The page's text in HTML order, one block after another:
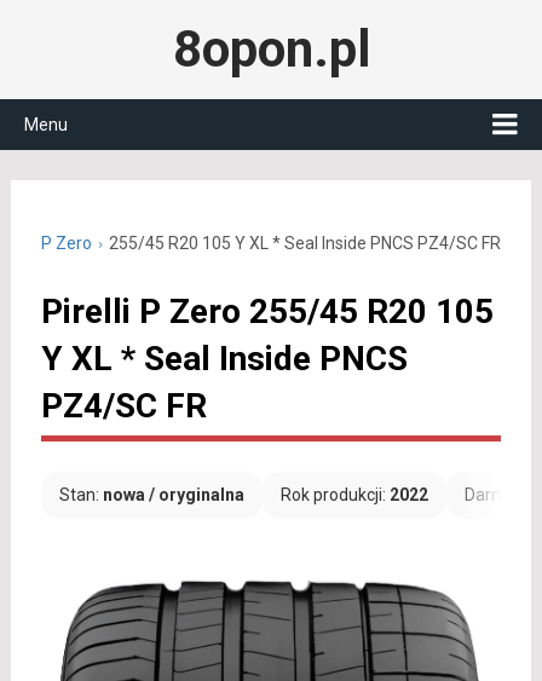
8opon.pl
Menu
P Zero 255/45 R20 105 Y XL * Seal Inside PNCS PZ4/SC FR
Pirelli P Zero 255/45 R20 105
Y XL * Seal Inside PNCS
PZ4/SC FR
Stan: nowa / oryginalna Rok produkcji: 2022